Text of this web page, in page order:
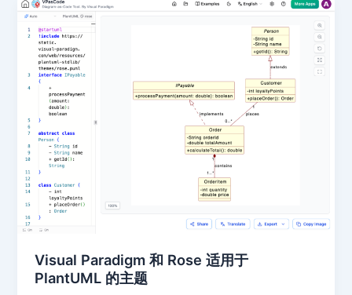
Visual Paradigm 和 Rose 适用于
PlantUML 的主题